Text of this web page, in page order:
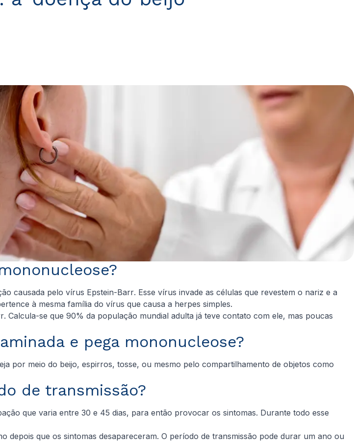
causada pelo vírus Epstein-Barr. Esse vírus invade as células que revestem o nariz e a
à mesma família do vírus que causa a herpes simples.
. Calcula-se que 90% da população mundial adulta já teve contato com ele, mas poucas
e pega mononucleose?
por meio do beijo, espirros, tosse, ou mesmo pelo compartilhamento de objetos como
de transmissão?
que varia entre 30 e 45 dias, para então provocar os sintomas. Durante todo esse
depois que os sintomas desapareceram. O período de transmissão pode durar um ano ou